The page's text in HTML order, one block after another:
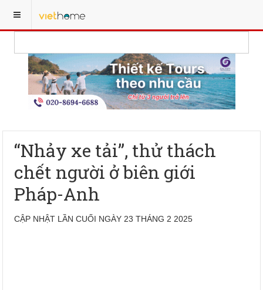
“Nhảy xe tải”, thử thách
chết người ở biên giới
Pháp-Anh
CẬP NHẬT LẦN CUỐI NGÀY 23 THÁNG 2 2025